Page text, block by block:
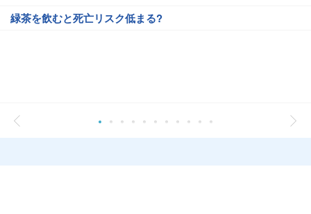
緑茶を飲むと死亡リスク低まる?